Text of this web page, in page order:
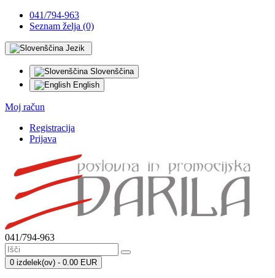
041/794-963
Seznam želja (0)
Jezik
Slovenščina
English
Moj račun
Registracija
Prijava
041/794-963
0 izdelek(ov) - 0.00 EUR